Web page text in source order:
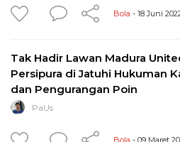
Bola - 18 Juni
Tak Hadir Lawan Madura
Persipura di Jatuhi Hukuman
dan Pengurangan Poin
PaUs
Bola - 09 Maret